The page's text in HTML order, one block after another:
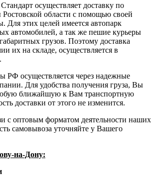
осуществляет доставку по
области с помощью своей
Для этих целей имеется автопарк
автомобилей, а так же пешие курьеры
грузов. Поэтому доставка
их на складе, осуществляется в
РФ осуществляется через надежные
Для удобства получения груза, Вы
ближайшую к Вам транспортную
доставки от этого не изменится.
с оптовым форматом деятельности наших
самовывоза уточняйте у Вашего
на-Дону: